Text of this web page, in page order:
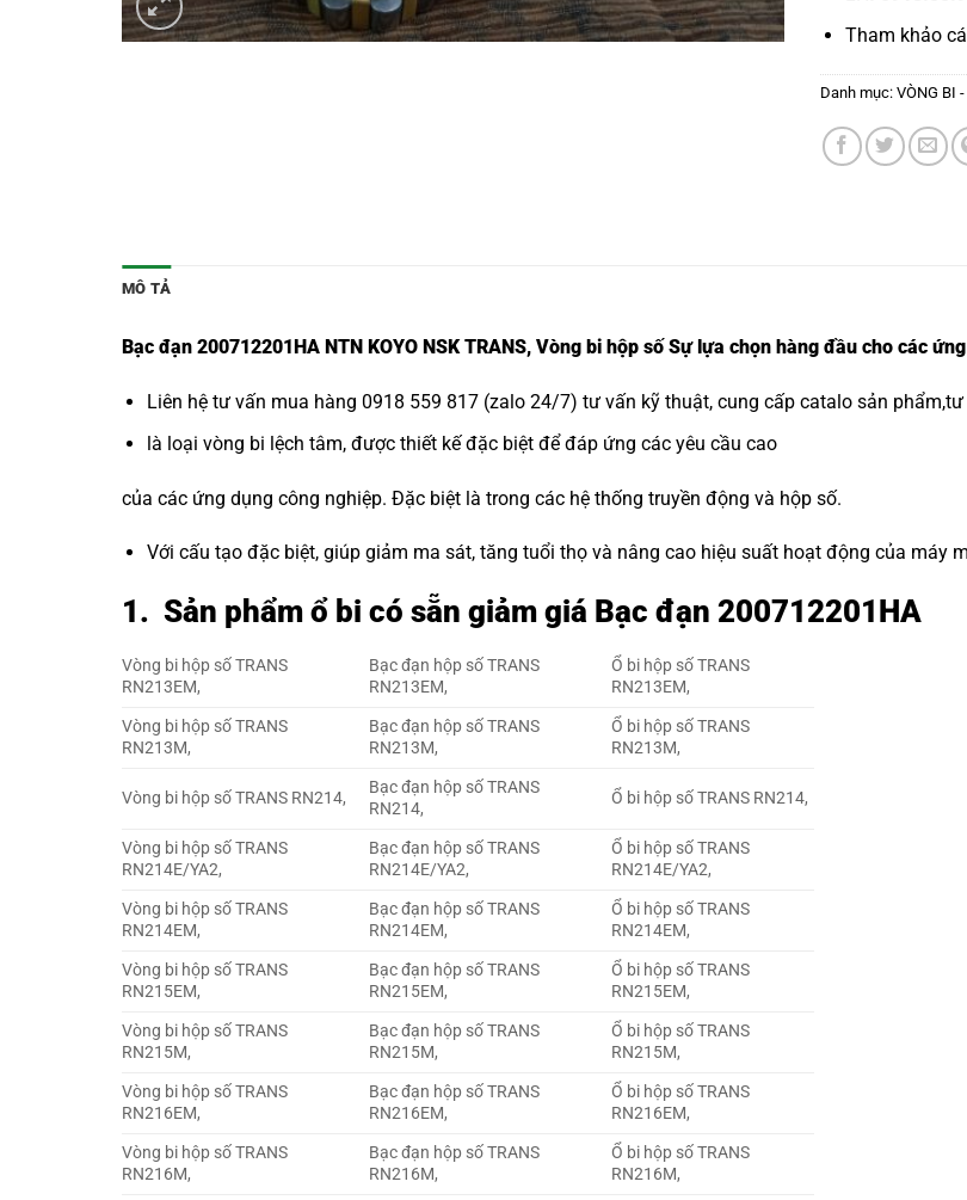
Tham khảo
Danh mục: VÒNG BI
MÔ TẢ
Bạc đạn 200712201HA NTN KOYO NSK TRANS, Vòng bi hộp số Sự lựa chọn hàng đầu cho các
Liên hệ tư vấn mua hàng 0918 559 817 (zalo 24/7) tư vấn kỹ thuật, cung cấp catalo sản
là loại vòng bi lệch tâm, được thiết kế đặc biệt để đáp ứng các yêu cầu cao
của các ứng dụng công nghiệp. Đặc biệt là trong các hệ thống truyền động và hộp số.
Với cấu tạo đặc biệt, giúp giảm ma sát, tăng tuổi thọ và nâng cao hiệu suất hoạt động của máy
1. Sản phẩm ổ bi có sẵn giảm giá Bạc đạn 200712201HA
Vòng bi hộp số TRANS
RN213EM,
Bạc đạn hộp số TRANS
RN213EM,
Ổ bi hộp số TRANS
RN213EM,
Vòng bi hộp số TRANS
RN213M,
Bạc đạn hộp số TRANS
RN213M,
Ổ bi hộp số TRANS
RN213M,
Vòng bi hộp số TRANS RN214,
Bạc đạn hộp số TRANS
RN214,
Ổ bi hộp số TRANS RN214,
Vòng bi hộp số TRANS
RN214E/YA2,
Bạc đạn hộp số TRANS
RN214E/YA2,
Ổ bi hộp số TRANS
RN214E/YA2,
Vòng bi hộp số TRANS
RN214EM,
Bạc đạn hộp số TRANS
RN214EM,
Ổ bi hộp số TRANS
RN214EM,
Vòng bi hộp số TRANS
RN215EM,
Bạc đạn hộp số TRANS
RN215EM,
Ổ bi hộp số TRANS
RN215EM,
Vòng bi hộp số TRANS
RN215M,
Bạc đạn hộp số TRANS
RN215M,
Ổ bi hộp số TRANS
RN215M,
Vòng bi hộp số TRANS
RN216EM,
Bạc đạn hộp số TRANS
RN216EM,
Ổ bi hộp số TRANS
RN216EM,
Vòng bi hộp số TRANS
RN216M,
Bạc đạn hộp số TRANS
RN216M,
Ổ bi hộp số TRANS
RN216M,